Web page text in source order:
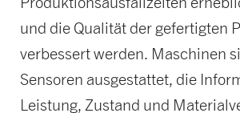
und die Qualität der gefertigten
verbessert werden. Maschinen
Sensoren ausgestattet, die
Leistung, Zustand und